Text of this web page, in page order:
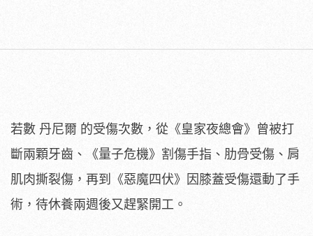
若數 丹尼爾 的受傷次數，從《皇家夜總會》曾被打
斷兩顆牙齒、《量子危機》割傷手指、肋骨受傷、肩
肌肉撕裂傷，再到《惡魔四伏》因膝蓋受傷還動了手
術，待休養兩週後又趕緊開工。